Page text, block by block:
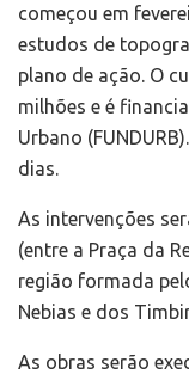
começou em
estudos de
plano de ação. O
milhões e é
Urbano
dias.
As intervenções
(entre a Praça da
região formada
Nebias e dos
As obras serão